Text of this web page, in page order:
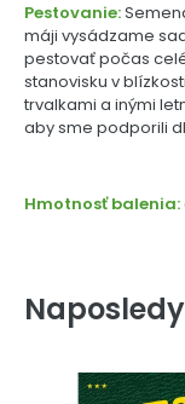
Pestovanie:
máji vysádzame
pestovať počas
stanovisku v
trvalkami a inými
aby sme podporili
Hmotnosť balenia: